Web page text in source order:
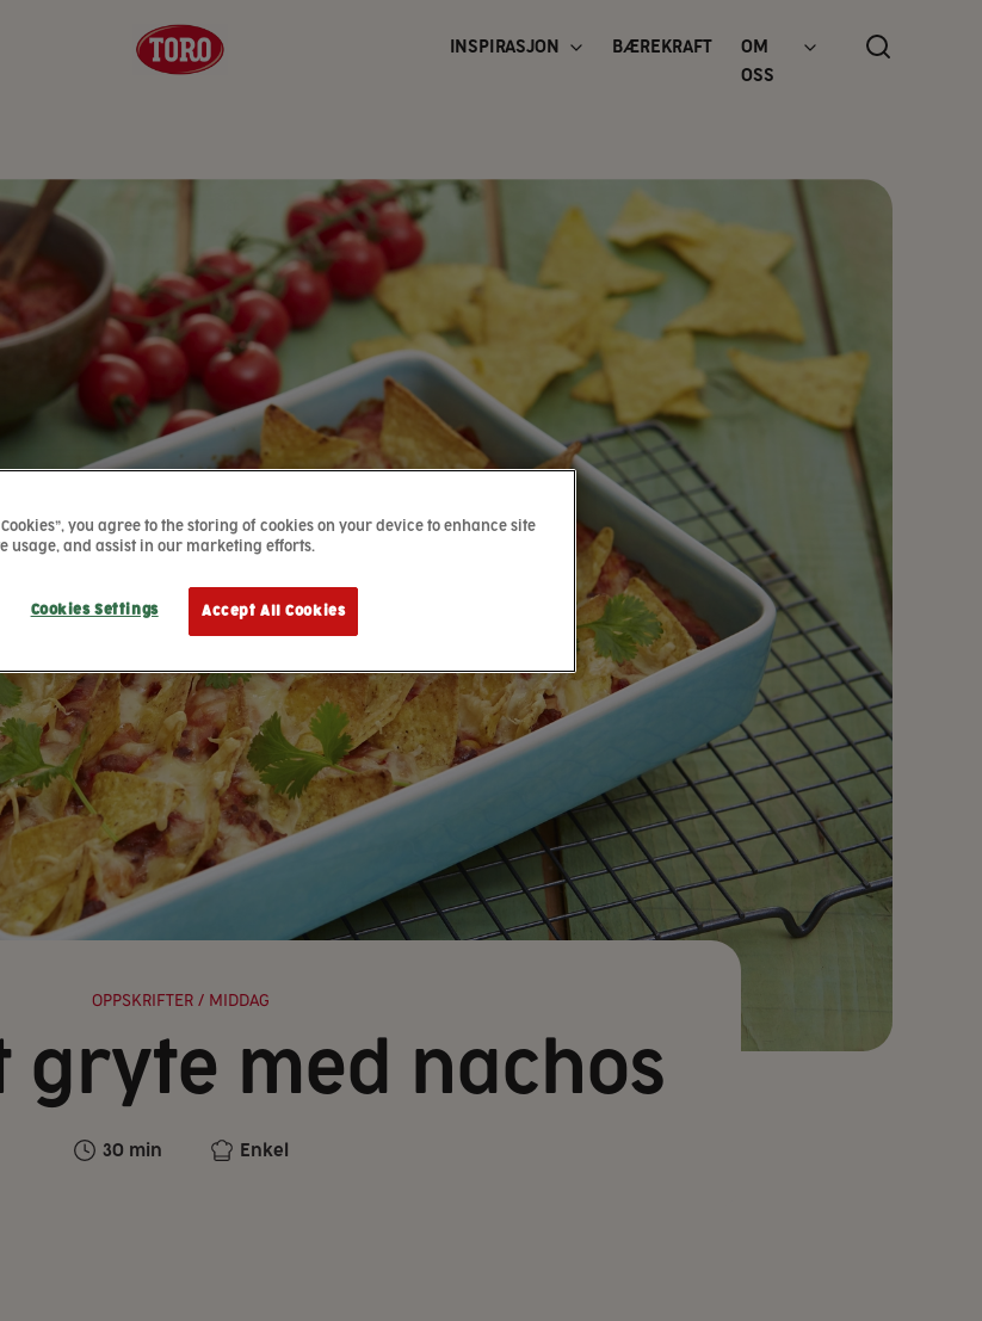
INSPIRASJON BÆREKRAFT
OM
OSS
OPPSKRIFTER/ MIDDAG
gryte med nachos
30 min Enkel
you agree to the storing of cookies on your device to enhance site
usage, and assist in our marketing efforts.
Accept All Cookies
Cookies Settings